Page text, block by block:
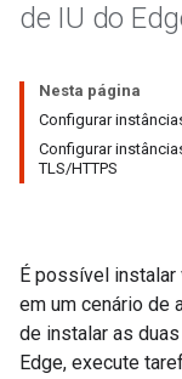
de IU do
Nesta página
Configurar
Configurar
TLS/HTTPS
É possível
em um cenário de
de instalar as
Edge, execute